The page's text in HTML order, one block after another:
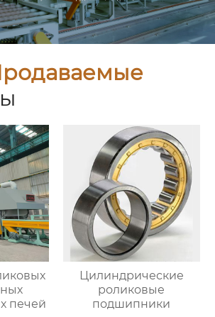
печей
Цилиндрические
роликовые
подшипники